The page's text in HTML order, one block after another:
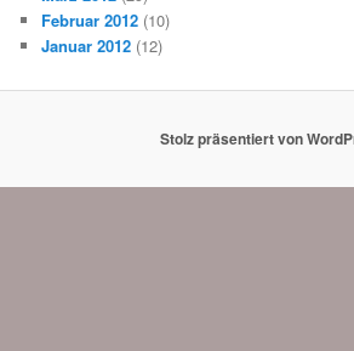
Januar 2012(12)